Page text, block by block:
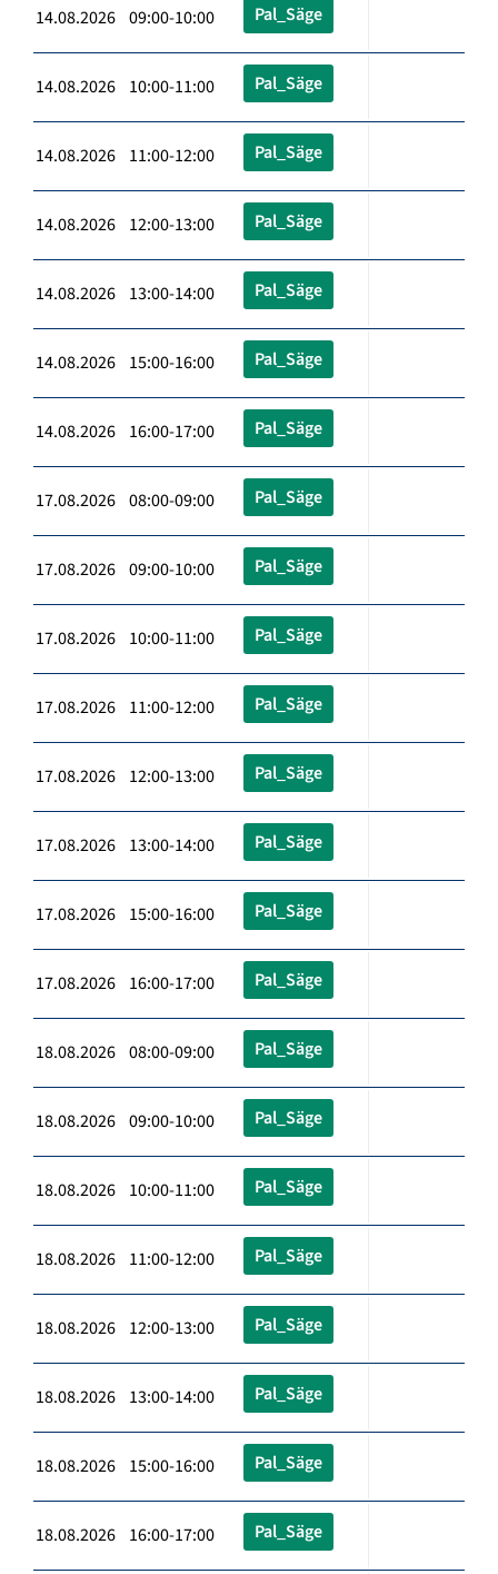
14.08.2026 09:00-10:00 Pal_Säge
14.08.2026 10:00-11:00 Pal_Säge
14.08.2026 11:00-12:00 Pal_Säge
14.08.2026 12:00-13:00 Pal_Säge
14.08.2026 13:00-14:00 Pal_Säge
14.08.2026 15:00-16:00 Pal_Säge
14.08.2026 16:00-17:00 Pal_Säge
17.08.2026 08:00-09:00 Pal_Säge
17.08.2026 09:00-10:00 Pal_Säge
17.08.2026 10:00-11:00 Pal_Säge
17.08.2026 11:00-12:00 Pal_Säge
17.08.2026 12:00-13:00 Pal_Säge
17.08.2026 13:00-14:00 Pal_Säge
17.08.2026 15:00-16:00 Pal_Säge
17.08.2026 16:00-17:00 Pal_Säge
18.08.2026 08:00-09:00 Pal_Säge
18.08.2026 09:00-10:00 Pal_Säge
18.08.2026 10:00-11:00 Pal_Säge
18.08.2026 11:00-12:00 Pal_Säge
18.08.2026 12:00-13:00 Pal_Säge
18.08.2026 13:00-14:00 Pal_Säge
18.08.2026 15:00-16:00 Pal_Säge
18.08.2026 16:00-17:00 Pal_Säge